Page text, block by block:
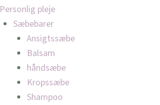
Personlig pleje
Sæbebarer
Ansigtssæbe
Balsam
håndsæbe
Kropssæbe
Shampoo